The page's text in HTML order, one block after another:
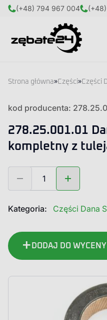
(+48) 794 967 004
Strona główna»Części»Części
kod producenta:
278.25.001.01
kompletny z
278.25.001.01
Spicer
kompletny
zDODAJ DO WYCENY
Kategoria: Części Dana